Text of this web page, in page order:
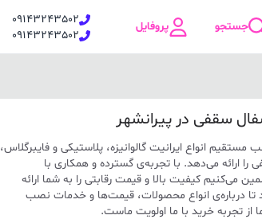
جستجو پروفایل
09143243502
09143243502
سقفی در پیرانشهر
انواع ایرانیت گالوانیزه، پلاستیکی و فایبرگلاس،
ارائه می‌دهد. با تجربه‌ی گسترده و همکاری با
می‌کنیم کیفیت بالا و قیمت رقابتی را به شما ارائه
تا درباره‌ی انواع محصولات، قیمت‌ها و خدمات نصب
از تجربه خرید با ما اولویت ماست.